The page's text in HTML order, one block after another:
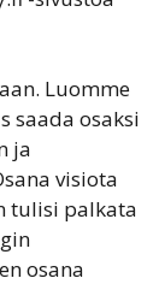
Luomme
saada osaksi
ja
visiota
tulisi palkata
osana